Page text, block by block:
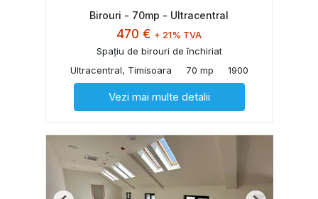
Birouri - 70mp - Ultracentral
470 € + 21% TVA
Spațiu de birouri de închiriat
Ultracentral, Timisoara
70 mp 1900
Vezi mai multe detalii